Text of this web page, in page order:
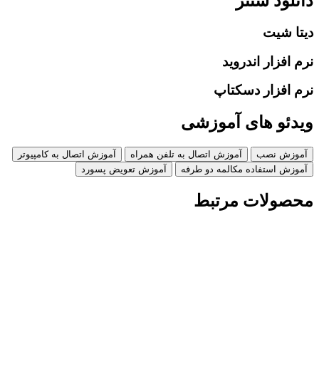
دیتا شیت
نرم افزار اندروید
نرم افزار دسکتاپ
ویدئو های آموزشی
آموزش نصب آموزش اتصال به تلفن همراه
آموزش اتصال به کامپیوتر
آموزش استفاده مکالمه دو طرفه
آموزش تعویض پسورد
محصولات مرتبط